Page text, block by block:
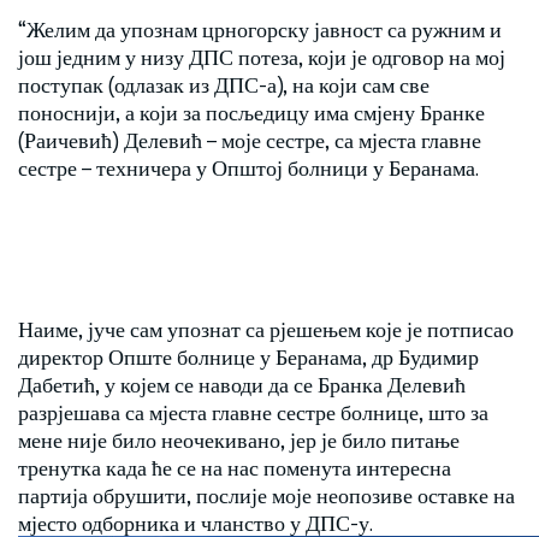
“Желим да упознам црногорску јавност са ружним и
још једним у низу ДПС потеза, који је одговор на мој
поступак (одлазак из ДПС-а), на који сам све
поноснији, а који за посљедицу има смјену Бранке
(Раичевић) Делевић – моје сестре, са мјеста главне
сестре – техничера у Општој болници у Беранама.
Наиме, јуче сам упознат са рјешењем које је потписао
директор Опште болнице у Беранама, др Будимир
Дабетић, у којем се наводи да се Бранка Делевић
разрјешава са мјеста главне сестре болнице, што за
мене није било неочекивано, јер је било питање
тренутка када ће се на нас поменута интересна
партија обрушити, послије моје неопозиве оставке на
мјесто одборника и чланство у ДПС-у.